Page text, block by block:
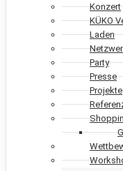
Konzert
KÜKO
Laden
Party
Presse
Projekte